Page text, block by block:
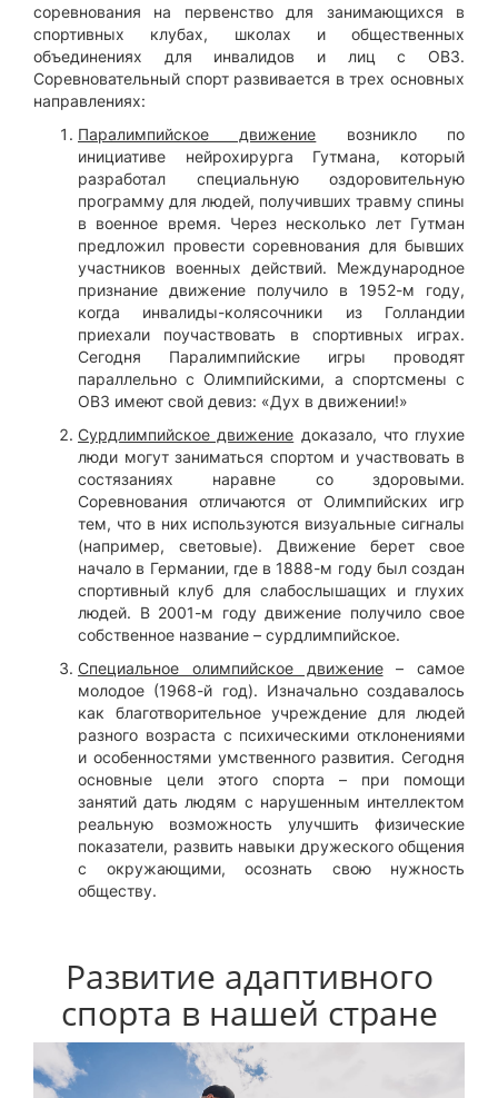
соревнования на первенство для занимающихся в
спортивных клубах, школах и общественных
объединениях для инвалидов и лиц с ОВЗ.
Соревновательный спорт развивается в трех основных
направлениях:
Паралимпийское движение возникло по
инициативе нейрохирурга Гутмана, который
разработал специальную оздоровительную
программу для людей, получивших травму спины
в военное время. Через несколько лет Гутман
предложил провести соревнования для бывших
участников военных действий. Международное
признание движение получило в 1952-м году,
когда инвалиды-колясочники из Голландии
приехали поучаствовать в спортивных играх.
Сегодня Паралимпийские игры проводят
параллельно с Олимпийскими, а спортсмены с
ОВЗ имеют свой девиз: «Дух в движении!»
Сурдлимпийское движение доказало, что глухие
люди могут заниматься спортом и участвовать в
состязаниях наравне со здоровыми.
Соревнования отличаются от Олимпийских игр
тем, что в них используются визуальные сигналы
(например, световые). Движение берет свое
начало в Германии, где в 1888-м году был создан
спортивный клуб для слабослышащих и глухих
людей. В 2001-м году движение получило свое
собственное название – сурдлимпийское.
Специальное олимпийское движение– самое
молодое (1968-й год). Изначально создавалось
как благотворительное учреждение для людей
разного возраста с психическими отклонениями
и особенностями умственного развития. Сегодня
основные цели этого спорта – при помощи
занятий дать людям с нарушенным интеллектом
реальную возможность улучшить физические
показатели, развить навыки дружеского общения
с окружающими, осознать свою нужность
обществу.
Развитие адаптивного
спорта в нашей стране